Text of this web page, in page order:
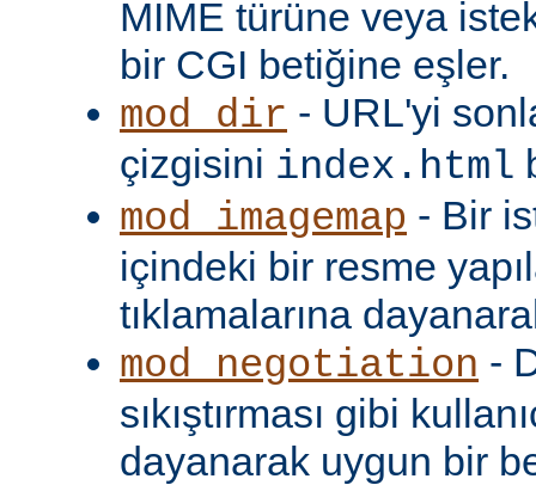
MIME türüne veya
bir CGI betiğine eşler.
mod_dir - URL'yi
çizgisini index.html
mod_imagemap - Bir
içindeki bir resme
tıklamalarına
mod_negotiation -
sıkıştırması gibi
dayanarak uygun bir